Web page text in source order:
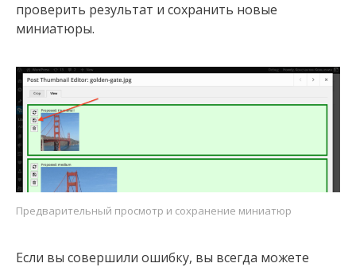
проверить результат и сохранить новые
миниатюры.
Предварительный просмотр и сохранение миниатюр
Если вы совершили ошибку, вы всегда можете